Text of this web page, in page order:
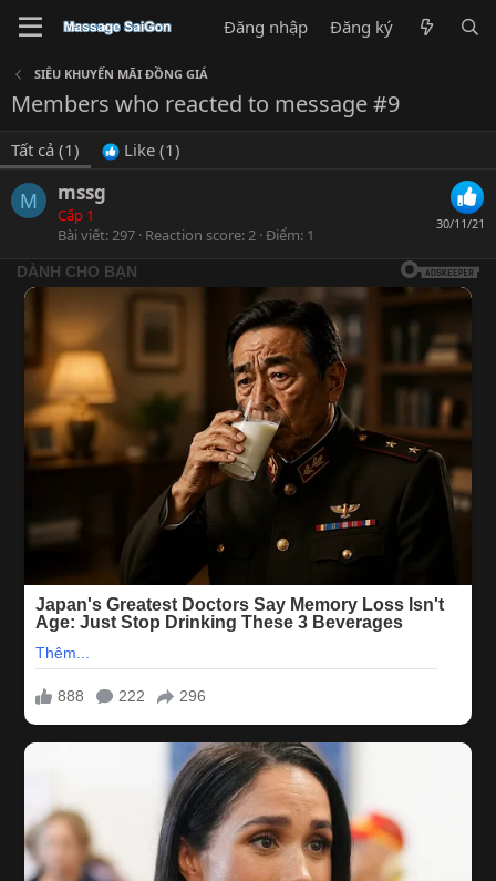
Đăng nhập Đăng ký
SIÊU KHUYẾN MÃI ĐỒNG GIÁ
Members who reacted to message #9
Tất cả (1) Like (1)
M
30/11/21
mssg
Cấp 1
Bài viết 297 Reaction score 2 Điểm 1